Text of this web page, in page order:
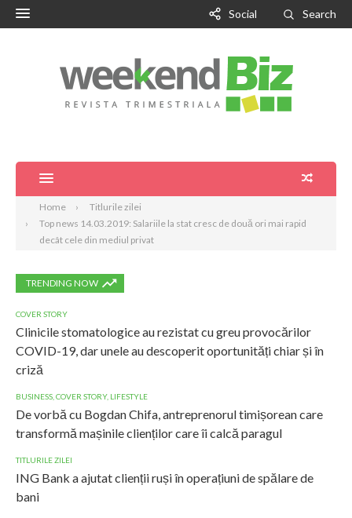
Social Search
Home
Titlurile zilei
Top news 14.03.2019: Salariile la stat cresc de două ori mai rapid
decât cele din mediul privat
TRENDING NOW
COVER STORY
Clinicile stomatologice au rezistat cu greu provocărilor
COVID-19, dar unele au descoperit oportunități chiar și în
criză
BUSINESS COVER STORY, LIFESTYLE
De vorbă cu Bogdan Chifa, antreprenorul timișorean care
transformă mașinile clienților care îi calcă paragul
TITLURILE ZILEI
ING Bank a ajutat clienții ruși în operațiuni de spălare de
bani